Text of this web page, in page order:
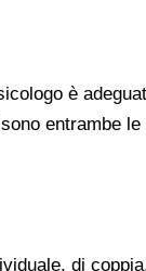
è
entrambe
di